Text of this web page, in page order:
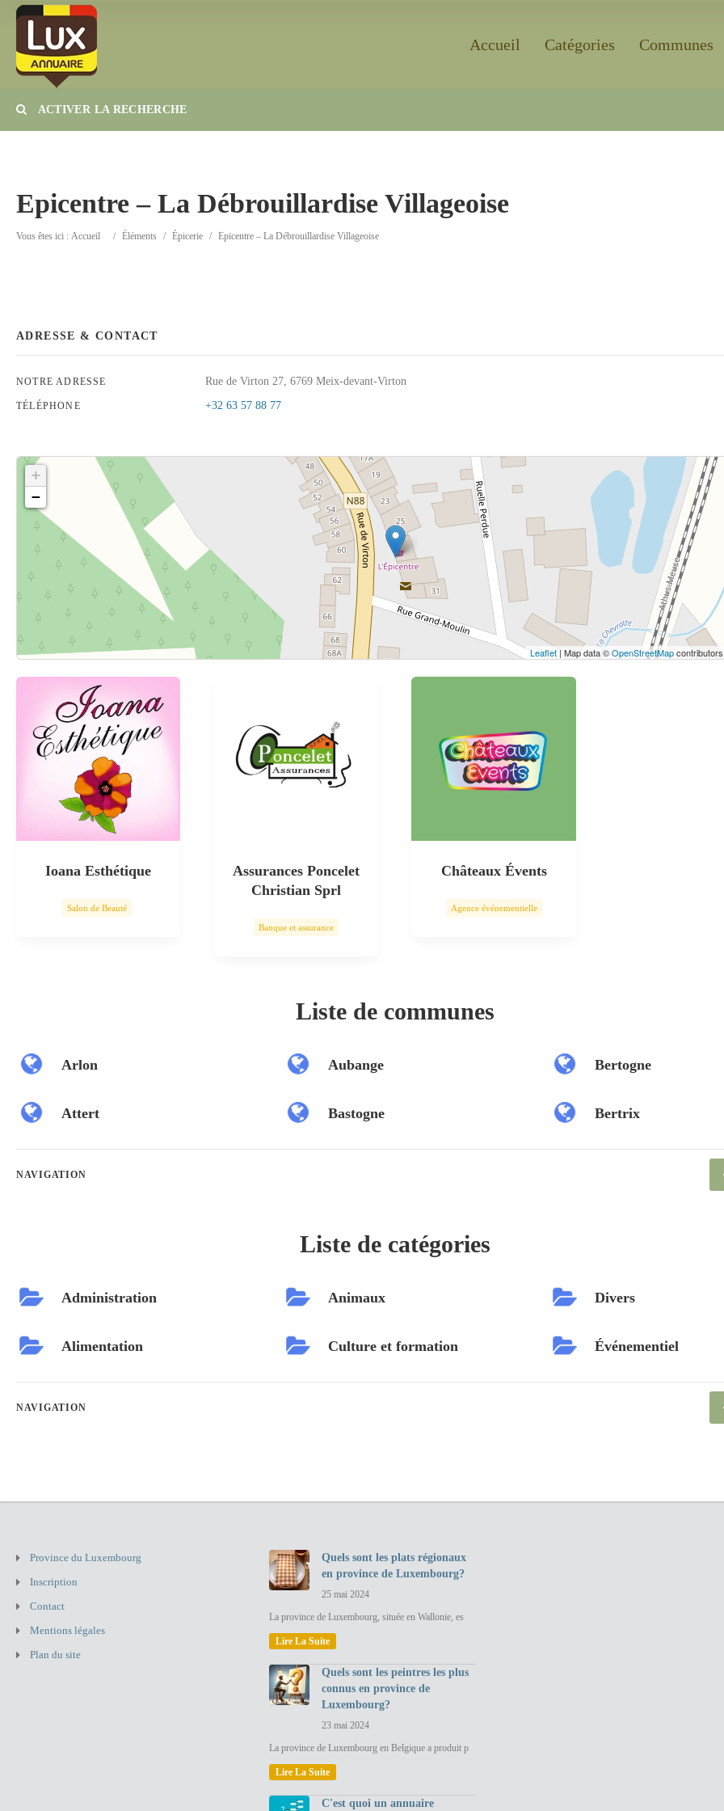
Accueil Catégories Communes
ACTIVER LA RECHERCHE
Catégorie Lieu
Epicentre – La Débrouillardise Villageoise
Vous êtes ici : Accueil / Éléments / Épicerie / Epicentre – La Débrouillardise Villageoise
ADRESSE & CONTACT
NOTRE ADRESSE Rue de Virton 27, 6769 Meix-devant-Virton
TÉLÉPHONE +32 63 57 88 77
Cliquez sur le bouton pour afficher la carte.
Voir la carte
+
−
Leaflet| Map data ©OpenStreetMapcontributors,
Ioana Esthétique
Salon de Beauté
Assurances Poncelet
Christian Sprl
Banque et assurance
Châteaux Évents
Agence événementielle
Liste de communes
Arlon
Attert
Aubange
Bastogne
Bertogne
Bertrix
NAVIGATION
Liste de catégories
Administration
Alimentation
Animaux
Culture et formation
Divers
Événementiel
NAVIGATION
Province du Luxembourg
Inscription
Contact
Mentions légales
Plan du site
Quels sont les plats régionaux
en province de Luxembourg?
25 mai 2024
La province de Luxembourg, située en Wallonie, es
Lire La Suite
Quels sont les peintres les plus
connus en province de
Luxembourg?
23 mai 2024
La province de Luxembourg en Belgique a produit p
Lire La Suite
C'est quoi un annuaire